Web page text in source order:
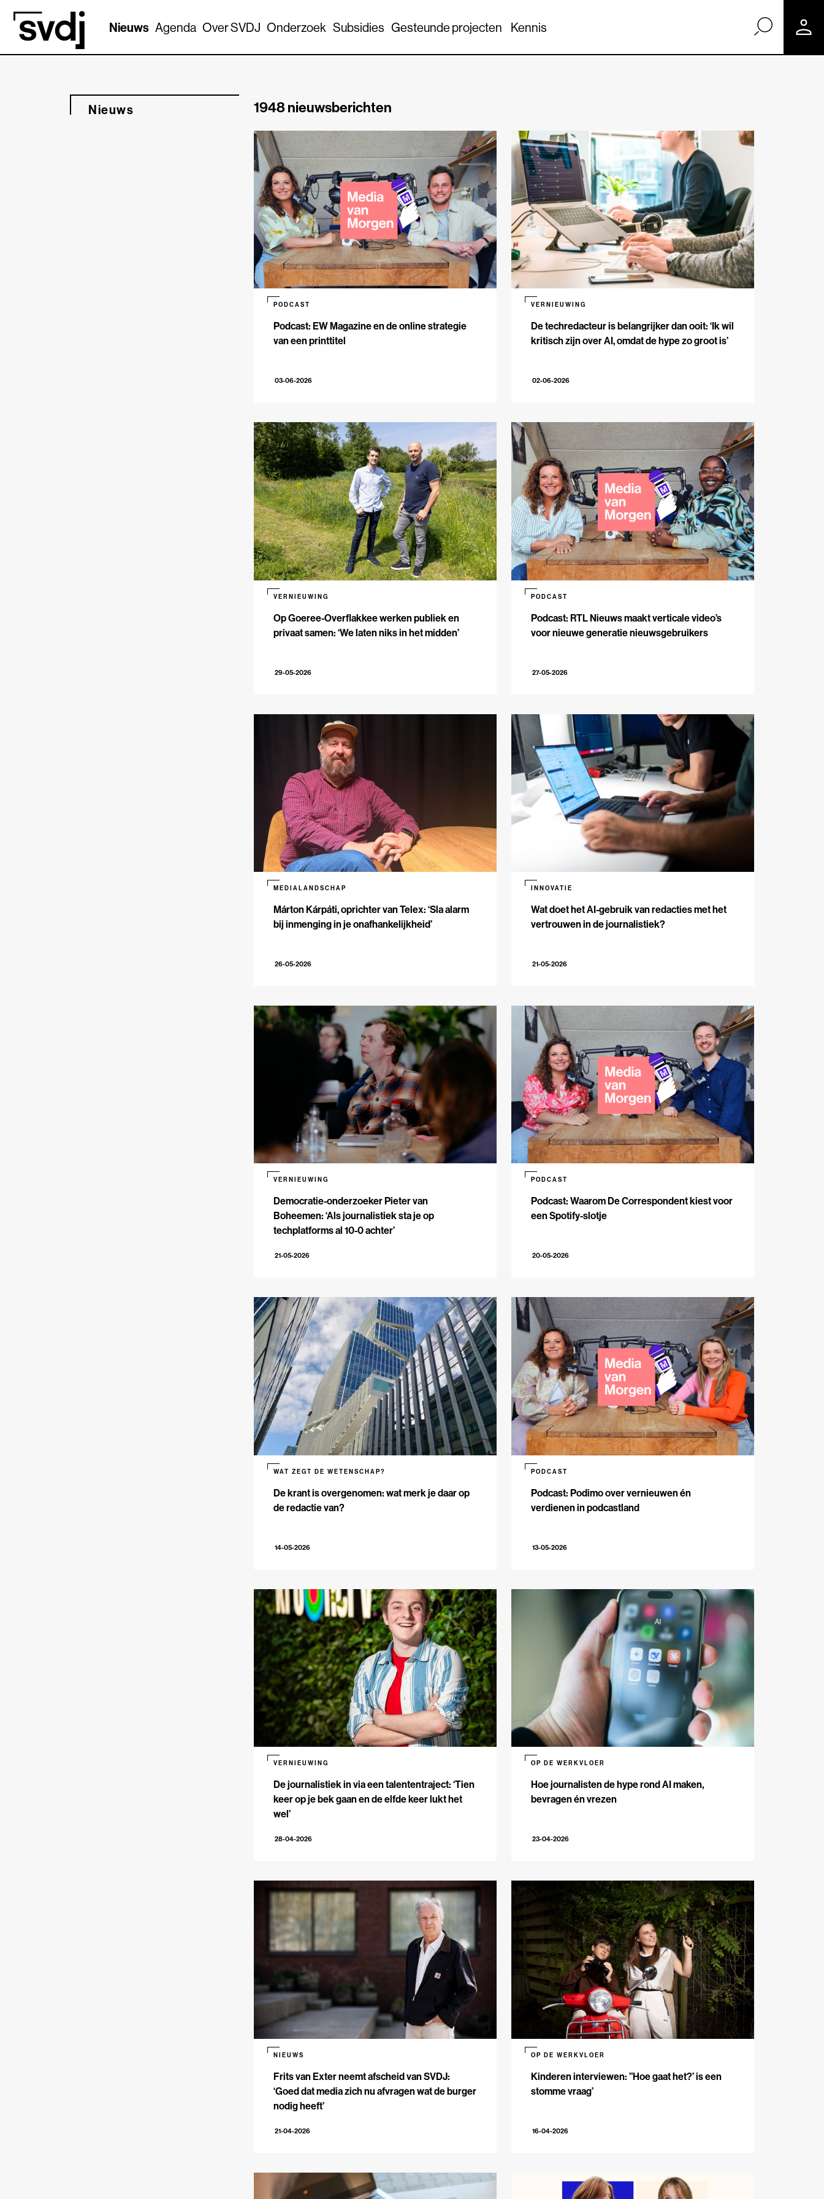
Naar hoofdinhoud
Nieuws Agenda Over SVDJ Onderzoek Subsidies Gesteunde projecten Kennis
Nieuws 1948 nieuwsberichten
Podcast: EW Magazine en de online strategie
van een printtitel
PODCAST
03-06-2026
De techredacteur is belangrijker dan ooit: ‘Ik wil
kritisch zijn over AI, omdat de hype zo groot is’
VERNIEUWING
02-06-2026
Op Goeree-Overflakkee werken publiek en
privaat samen: ‘We laten niks in het midden’
VERNIEUWING
29-05-2026
Podcast: RTL Nieuws maakt verticale video’s
voor nieuwe generatie nieuwsgebruikers
PODCAST
27-05-2026
Márton Kárpáti, oprichter van Telex: ‘Sla alarm
bij inmenging in je onafhankelijkheid’
MEDIALANDSCHAP
26-05-2026
Wat doet het AI-gebruik van redacties met het
vertrouwen in de journalistiek?
INNOVATIE
21-05-2026
Democratie-onderzoeker Pieter van
Boheemen: ‘Als journalistiek sta je op
techplatforms al 10-0 achter’
VERNIEUWING
21-05-2026
Podcast: Waarom De Correspondent kiest voor
een Spotify-slotje
PODCAST
20-05-2026
De krant is overgenomen: wat merk je daar op
de redactie van?
WAT ZEGT DE WETENSCHAP?
14-05-2026
Podcast: Podimo over vernieuwen én
verdienen in podcastland
PODCAST
13-05-2026
De journalistiek in via een talententraject: ‘Tien
keer op je bek gaan en de elfde keer lukt het
wel’
VERNIEUWING
28-04-2026
Hoe journalisten de hype rond AI maken,
bevragen én vrezen
OP DE WERKVLOER
23-04-2026
Frits van Exter neemt afscheid van SVDJ:
‘Goed dat media zich nu afvragen wat de burger
nodig heeft’
NIEUWS
21-04-2026
Kinderen interviewen: ”Hoe gaat het?’ is een
stomme vraag’
OP DE WERKVLOER
16-04-2026